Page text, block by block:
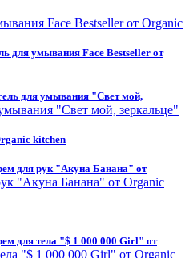
для умывания Face Bestseller от
для умывания "Свет мой,
kitchen
для рук "Акуна Банана" от
для тела "$ 1 000 000 Girl" от